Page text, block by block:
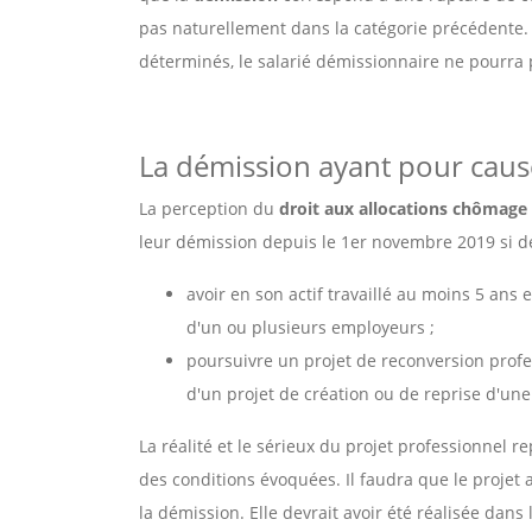
pas naturellement dans la catégorie
déterminés, le salarié démissionnaire ne
La démission ayant pour
La perception du droit aux allocations chômage
leur démission depuis le 1er novembre 2019 si
avoir en son actif travaillé au moins 5 ans
d'un ou plusieurs employeurs ;
poursuivre un projet de reconversion
d'un projet de création ou de reprise
La réalité et le sérieux du projet professionnel
des conditions évoquées. Il faudra que le
la démission. Elle devrait avoir été réalisée